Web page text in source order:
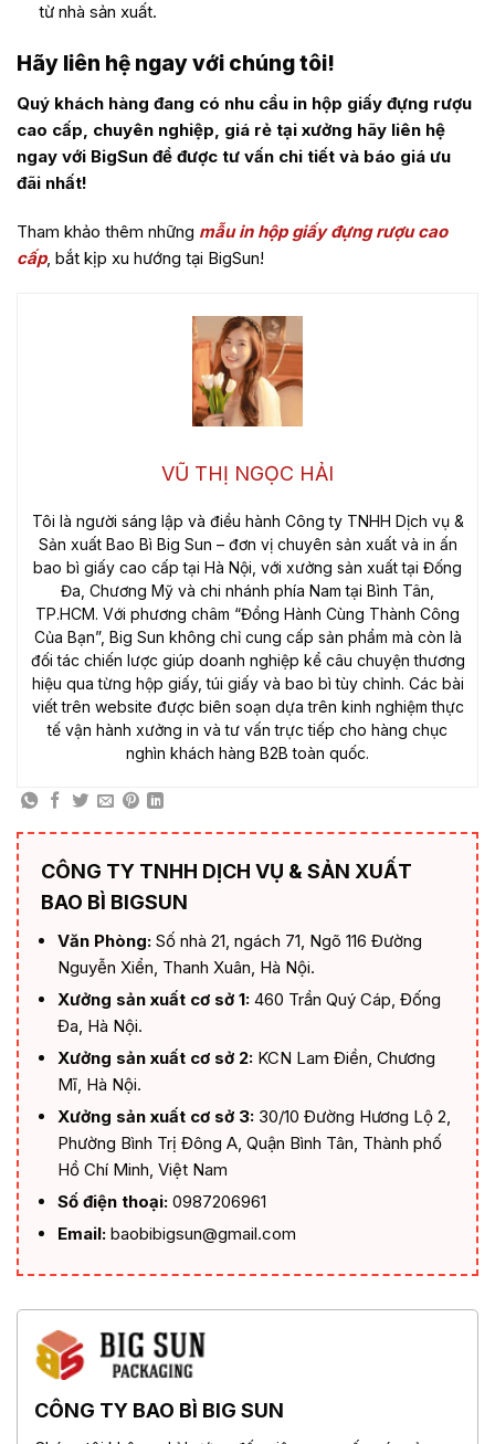
từ nhà sản xuất.
Hãy liên hệ ngay với chúng tôi!
Quý khách hàng đang có nhu cầu in hộp giấy đựng rượu
cao cấp, chuyên nghiệp, giá rẻ tại xưởng hãy liên hệ
ngay với BigSun để được tư vấn chi tiết và báo giá ưu
đãi nhất!
Tham khảo thêm những mẫu in hộp giấy đựng rượu cao
cấp, bắt kịp xu hướng tại BigSun!
VŨ THỊ NGỌC HẢI
Tôi là người sáng lập và điều hành Công ty TNHH Dịch vụ &
Sản xuất Bao Bì Big Sun – đơn vị chuyên sản xuất và in ấn
bao bì giấy cao cấp tại Hà Nội, với xưởng sản xuất tại Đống
Đa, Chương Mỹ và chi nhánh phía Nam tại Bình Tân,
TP.HCM. Với phương châm “Đồng Hành Cùng Thành Công
Của Bạn”, Big Sun không chỉ cung cấp sản phẩm mà còn là
đối tác chiến lược giúp doanh nghiệp kể câu chuyện thương
hiệu qua từng hộp giấy, túi giấy và bao bì tùy chỉnh. Các bài
viết trên website được biên soạn dựa trên kinh nghiệm thực
tế vận hành xưởng in và tư vấn trực tiếp cho hàng chục
nghìn khách hàng B2B toàn quốc.
CÔNG TY TNHH DỊCH VỤ & SẢN XUẤT
BAO BÌ BIGSUN
Văn Phòng:Số nhà 21, ngách 71, Ngõ 116 Đường
Nguyễn Xiển, Thanh Xuân, Hà Nội.
Xưởng sản xuất cơ sở 1:460 Trần Quý Cáp, Đống
Đa, Hà Nội.
Xưởng sản xuất cơ sở 2:KCN Lam Điền, Chương
Mĩ, Hà Nội.
Xưởng sản xuất cơ sở 3:30/10 Đường Hương Lộ 2,
Phường Bình Trị Đông A, Quận Bình Tân, Thành phố
Hồ Chí Minh, Việt Nam
Số điện thoại:0987206961
Email:baobibigsun@gmail.com
CÔNG TY BAO BÌ BIG SUN